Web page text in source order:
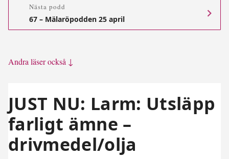
Nästa podd
67 – Mälaröpodden 25 april
Andra läser också ↓
JUST NU: Larm: Utsläpp
farligt ämne –
drivmedel/olja